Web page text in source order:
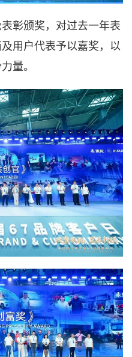
彰颁奖，对过去一年表
用户代表予以嘉奖，以
力量。